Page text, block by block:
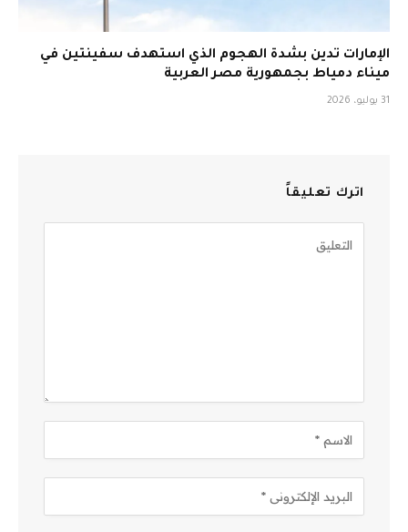
الإمارات تدين بشدة الهجوم الذي استهدف سفينتين في
ميناء دمياط بجمهورية مصر العربية
31 يوليو، 2026
اترك تعليقاً